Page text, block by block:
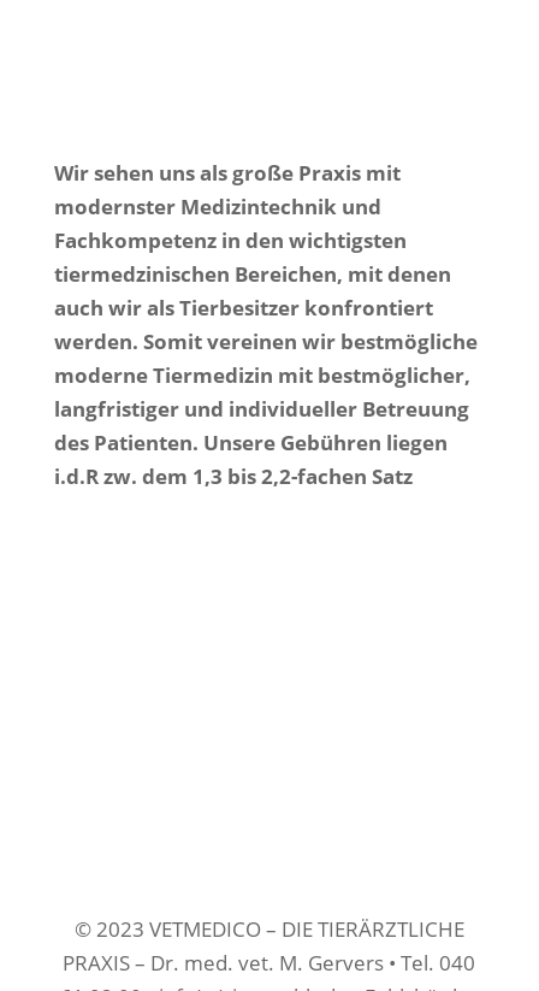
Wir sehen uns als große Praxis mit
modernster Medizintechnik und
Fachkompetenz in den wichtigsten
tiermedzinischen Bereichen, mit denen
auch wir als Tierbesitzer konfrontiert
werden. Somit vereinen wir bestmögliche
moderne Tiermedizin mit bestmöglicher,
langfristiger und individueller Betreuung
des Patienten. Unsere Gebühren liegen
i.d.R zw. dem 1,3 bis 2,2-fachen Satz
© 2023 VETMEDICO – DIE TIERÄRZTLICHE
PRAXIS – Dr. med. vet. M. Gervers • Tel. 040